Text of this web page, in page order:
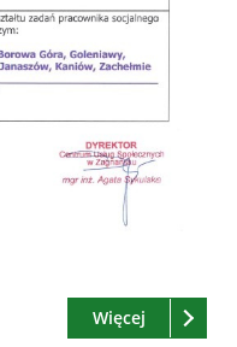
Czytaj
Więcej o: